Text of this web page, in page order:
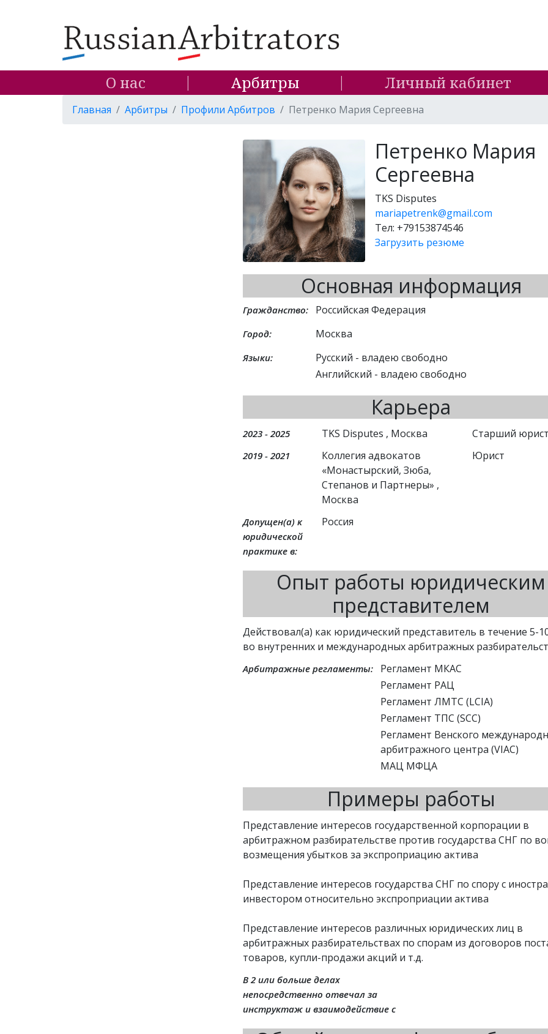
О нас Арбитры Личный кабинет
Главная Арбитры Профили Арбитров Петренко Мария Сергеевна
Петренко Мария
Сергеевна
TKS Disputes
mariapetrenk@gmail.com
Тел: +79153874546
Загрузить резюме
Основная информация
Гражданство: Российская Федерация
Город: Москва
Языки: Русский - владею свободно
Английский - владею свободно
Карьера
2023 - 2025 TKS Disputes , Москва Старший юрист
2019 - 2021
Коллегия адвокатов
«Монастырский, Зюба,
Степанов и Партнеры» ,
Москва
Юрист
Допущен(а) к
юридической
практике в:
Россия
Опыт работы юридическим
представителем
Действовал(а) как юридический представитель в течение 5-
во внутренних и международных арбитражных
Арбитражные регламенты:
Регламент МКАС
Регламент РАЦ
Регламент ЛМТС (LCIA)
Регламент ТПС (SCC)
Регламент Венского
арбитражного центра (VIAC)
МАЦ МФЦА
Примеры работы
Представление интересов государственной корпорации в
арбитражном разбирательстве против государства СНГ по
возмещения убытков за экспроприацию актива
Представление интересов государства СНГ по спору с
инвестором относительно экспроприации актива
Представление интересов различных юридических лиц в
арбитражных разбирательствах по спорам из договоров
товаров, купли-продажи акций и т.д.
В 2 или больше делах
непосредственно отвечал за
инструктаж и взаимодействие с